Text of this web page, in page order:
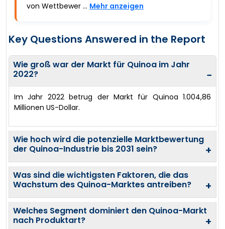
von Wettbewer ... Mehr anzeigen
Key Questions Answered in the Report
Wie groß war der Markt für Quinoa im Jahr
2022?
−
Im Jahr 2022 betrug der Markt für Quinoa 1.004,86
Millionen US-Dollar.
Wie hoch wird die potenzielle Marktbewertung
der Quinoa-Industrie bis 2031 sein?
+
Was sind die wichtigsten Faktoren, die das
Wachstum des Quinoa-Marktes antreiben?
+
Welches Segment dominiert den Quinoa-Markt
nach Produktart?
+